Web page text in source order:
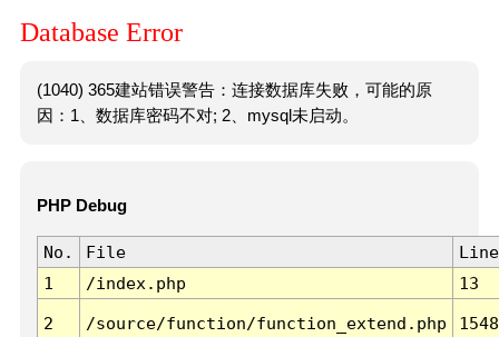
Database Error
(1040) 365建站错误警告：连接数据库失败，可能的原
因：1、数据库密码不对; 2、mysql未启动。
PHP Debug
No. File
Line
1
/index.php 13
2 /source/function/function_extend.php 1548